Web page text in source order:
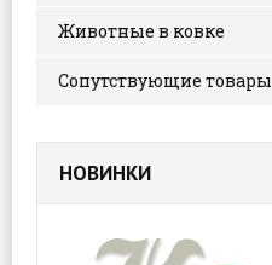
Животные в ковке
Сопутствующие товары
НОВИНКИ